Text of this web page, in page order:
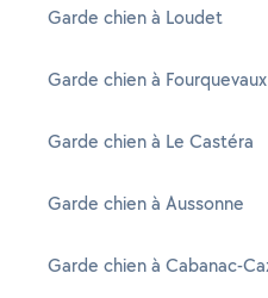
Garde chien à Loudet
Garde chien à Fourquevaux
Garde chien à Le Castéra
Garde chien à Aussonne
Garde chien à Cabanac-